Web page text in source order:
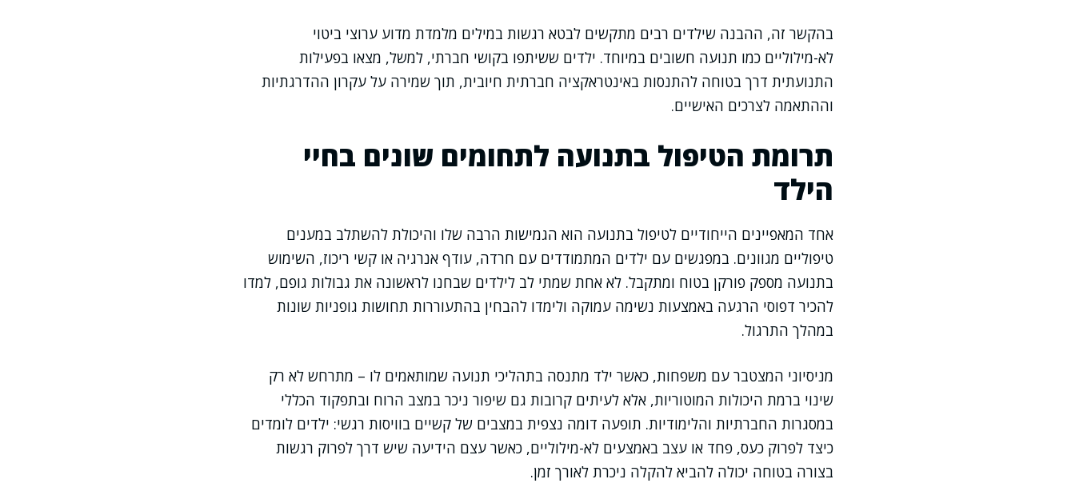
בהקשר זה, ההבנה שילדים רבים מתקשים לבטא רגשות במילים מלמדת מדוע ערוצי ביטוי
לא-מילוליים כמו תנועה חשובים במיוחד. ילדים ששיתפו בקושי חברתי, למשל, מצאו בפעילות
התנועתית דרך בטוחה להתנסות באינטראקציה חברתית חיובית, תוך שמירה על עקרון ההדרגתיות
וההתאמה לצרכים האישיים.
תרומת הטיפול בתנועה לתחומים שונים בחיי
הילד
אחד המאפיינים הייחודיים לטיפול בתנועה הוא הגמישות הרבה שלו והיכולת להשתלב במענים
טיפוליים מגוונים. במפגשים עם ילדים המתמודדים עם חרדה, עודף אנרגיה או קשי ריכוז, השימוש
בתנועה מספק פורקן בטוח ומתקבל. לא אחת שמתי לב לילדים שבחנו לראשונה את גבולות גופם, למדו
להכיר דפוסי הרגעה באמצעות נשימה עמוקה ולימדו להבחין בהתעוררות תחושות גופניות שונות
במהלך התרגול.
מניסיוני המצטבר עם משפחות, כאשר ילד מתנסה בתהליכי תנועה שמותאמים לו – מתרחש לא רק
שינוי ברמת היכולות המוטוריות, אלא לעיתים קרובות גם שיפור ניכר במצב הרוח ובתפקוד הכללי
במסגרות החברתיות והלימודיות. תופעה דומה נצפית במצבים של קשיים בוויסות רגשי: ילדים לומדים
כיצד לפרוק כעס, פחד או עצב באמצעים לא-מילוליים, כאשר עצם הידיעה שיש דרך לפרוק רגשות
בצורה בטוחה יכולה להביא להקלה ניכרת לאורך זמן.